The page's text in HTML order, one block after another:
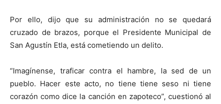
Por ello, dijo que su administración no se quedará
cruzado de brazos, porque el Presidente Municipal de
San Agustín Etla, está cometiendo un delito.
“Imagínense, traficar contra el hambre, la sed de un
pueblo. Hacer este acto, no tiene tiene seso ni tiene
corazón como dice la canción en zapoteco”, cuestionó al